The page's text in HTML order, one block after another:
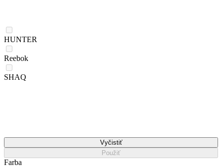
HUNTER
Reebok
SHAQ
Vyčistiť
Použiť
Farba